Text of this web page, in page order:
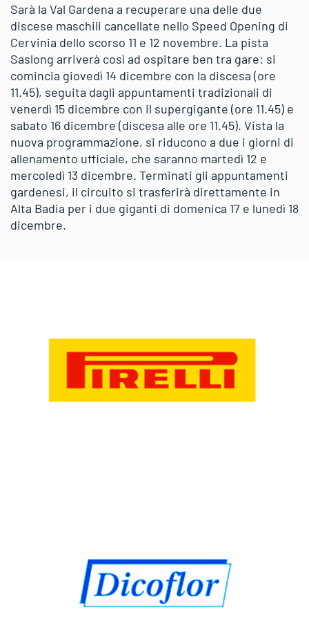
Sarà la Val Gardena a recuperare una delle due
discese maschili cancellate nello Speed Opening di
Cervinia dello scorso 11 e 12 novembre. La pista
Saslong arriverà così ad ospitare ben tra gare: si
comincia giovedì 14 dicembre con la discesa (ore
11.45), seguita dagli appuntamenti tradizionali di
venerdì 15 dicembre con il supergigante (ore 11.45) e
sabato 16 dicembre (discesa alle ore 11.45). Vista la
nuova programmazione, si riducono a due i giorni di
allenamento ufficiale, che saranno martedì 12 e
mercoledì 13 dicembre. Terminati gli appuntamenti
gardenesi, il circuito si trasferirà direttamente in
Alta Badia per i due giganti di domenica 17 e lunedì 18
dicembre.